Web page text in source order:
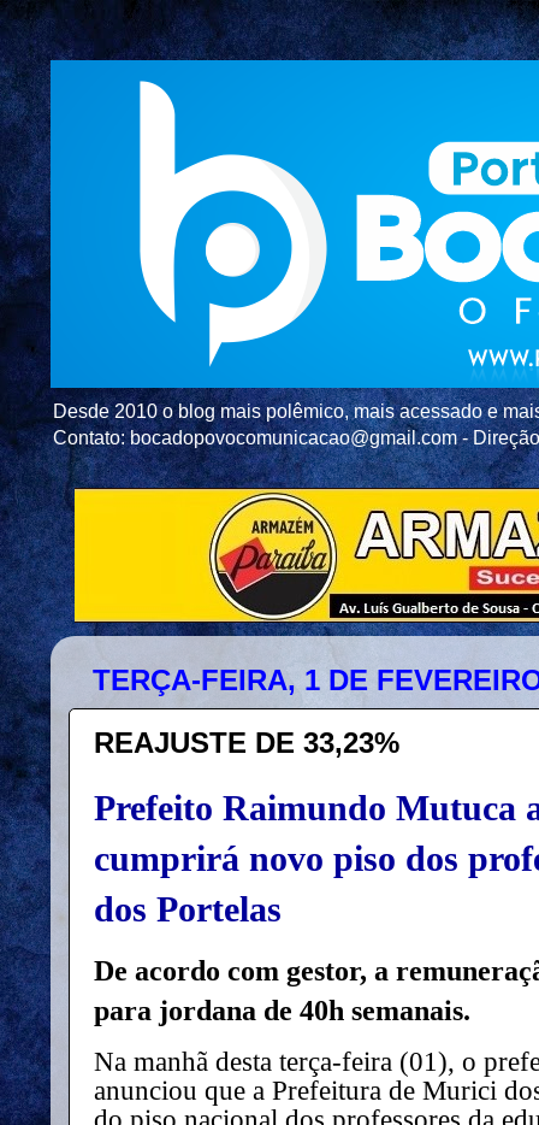
Desde 2010 o blog mais polêmico, mais acessado e
Contato: bocadopovocomunicacao@gmail.com -
TERÇA-FEIRA, 1 DE
REAJUSTE DE 33,23%
Prefeito Raimundo Mutuca
cumprirá novo piso dos
dos Portelas
De acordo com gestor, a
para jordana de 40h semanais.
Na manhã desta terça-feira (01), o
anunciou que a Prefeitura de Murici